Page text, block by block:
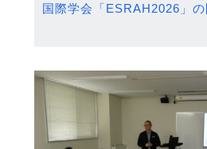
国際学会「ESRAH2026」